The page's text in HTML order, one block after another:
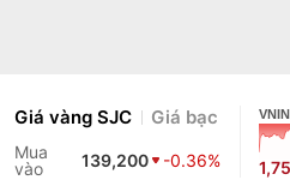
Giá vàng SJC Giá bạc
Mua
vào
139,200
-0.36%